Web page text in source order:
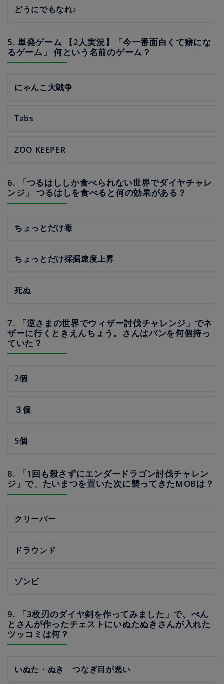
どうにでもなれ♪
5. 単発ゲーム 【2人実況】「今一番面白くて癖にな
るゲーム」 何という名前のゲーム？
にゃんこ大戦争
Tabs
ZOO KEEPER
6. 「つるはししか食べられない世界でダイヤチャレ
ンジ」 つるはしを食べると何の効果がある？
ちょっとだけ毒
ちょっとだけ採掘速度上昇
死ぬ
7. 「逆さまの世界でウィザー討伐チャレンジ」でネ
ザーに行くときえんちょう。さんはパンを何個持っ
ていた？
2個
３個
5個
8. 「1回も殺さずにエンダードラゴン討伐チャレン
ジ」で、たいまつを置いた次に襲ってきたMOBは？
クリーパー
ドラウンド
ゾンビ
9. 「3枚刃のダイヤ剣を作ってみました」で、ぺん
とさんが作ったチェストにいぬたぬきさんが入れた
ツッコミは何？
いぬた・ぬき つなぎ目が悪い